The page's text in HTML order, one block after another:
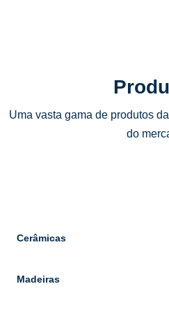
Uma vasta gama de produtos
do
Cerâmicas
Madeiras